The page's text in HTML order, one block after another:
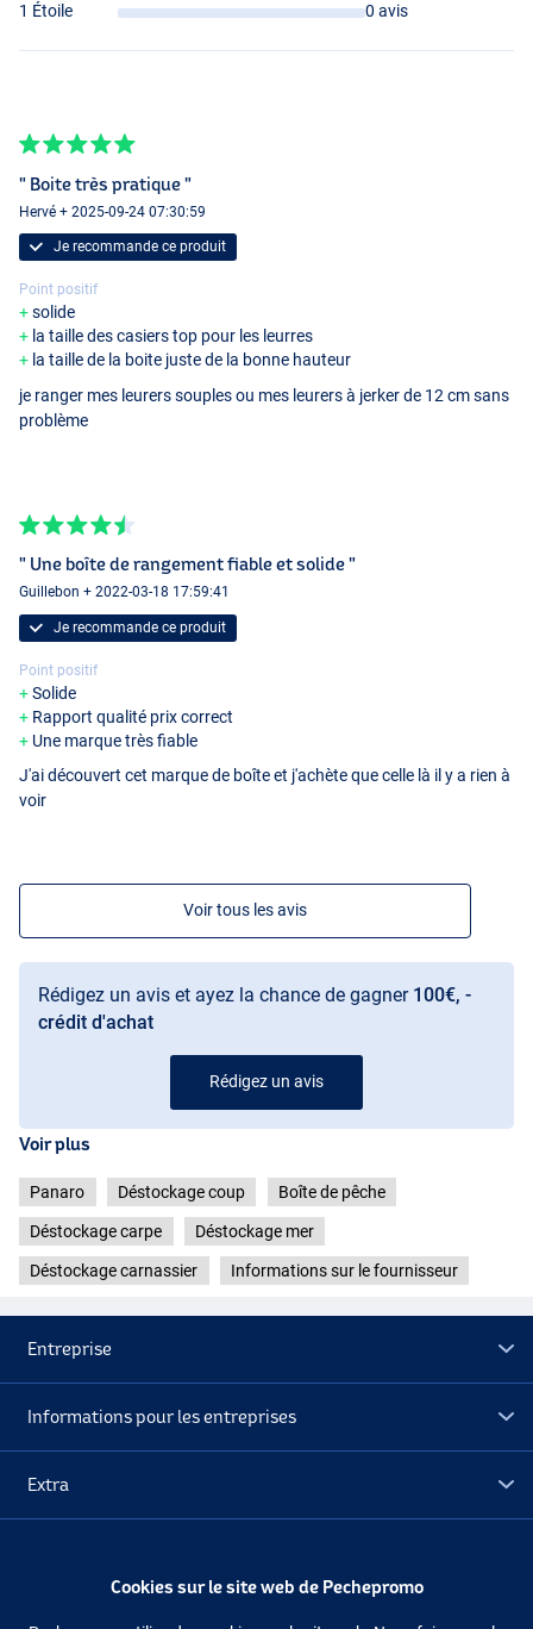
12 Compartiments
1 Étoile
0 avis
" Boite très pratique "
Hervé + 2025-09-24 07:30:59
Je recommande ce produit
Point positif
solide
la taille des casiers top pour les leurres
la taille de la boite juste de la bonne hauteur
je ranger mes leurers souples ou mes leurers à jerker de 12 cm sans
problème
" Une boîte de rangement fiable et solide "
Guillebon + 2022-03-18 17:59:41
Je recommande ce produit
Point positif
Solide
Rapport qualité prix correct
Une marque très fiable
J'ai découvert cet marque de boîte et j'achète que celle là il y a rien à
voir
Voir tous les avis
Rédigez un avis et ayez la chance de gagner 100€, -
crédit d'achat
Rédigez un avis
Voir plus
Panaro Déstockage coup Boîte de pêche
Déstockage carpe Déstockage mer
Déstockage carnassier Informations sur le fournisseur
Entreprise
Informations pour les entreprises
Extra
Suivez-nous Facebook Instagram
Cookies sur le site web de Pechepromo